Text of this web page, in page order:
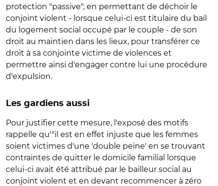
protection "passive", en permettant de déchoir le
conjoint violent - lorsque celui-ci est titulaire du bail
du logement social occupé par le couple - de son
droit au maintien dans les lieux, pour transférer ce
droit à sa conjointe victime de violences et
permettre ainsi d'engager contre lui une procédure
d'expulsion.
Les gardiens aussi
Pour justifier cette mesure, l'exposé des motifs
rappelle qu'"il est en effet injuste que les femmes
soient victimes d'une 'double peine' en se trouvant
contraintes de quitter le domicile familial lorsque
celui-ci avait été attribué par le bailleur social au
conjoint violent et en devant recommencer à zéro